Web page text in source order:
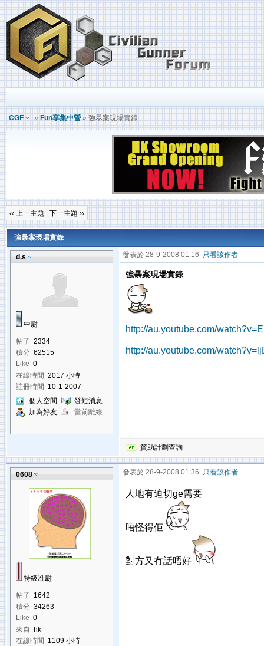
CGF » Fun享集中營» 強暴案現場實錄
‹‹ 上一主題 下一主題 ››
強暴案現場實錄
d.s
中尉
帖子 2334
積分 62515
Like 0
在線時間 2017 小時
註冊時間 10-1-2007
個人空間
發短消息
加為好友
當前離線
發表於 28-9-2008 01:16 只看該作者
強暴案現場實錄
http://au.youtube.com/
http://au.youtube.com/
贊助計劃查詢
0608
特級准尉
帖子 1642
積分 34263
Like 0
來自 hk
在線時間 1109 小時
發表於 28-9-2008 01:36 只看該作者
人地有迫切ge需要
唔怪得佢
對方又冇話唔好